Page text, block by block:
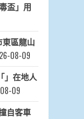
盃」用
區龍山
08-09
」在地人
09
自客車